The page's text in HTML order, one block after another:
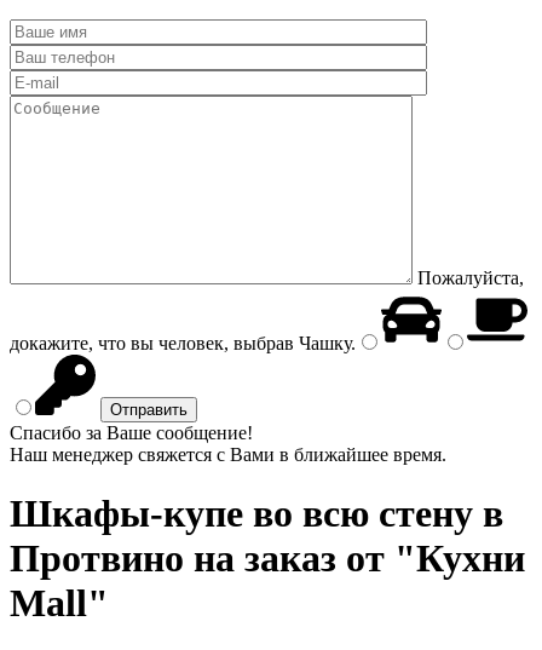
Пожалуйста,
докажите, что вы человек, выбрав Чашку.
Спасибо за Ваше сообщение!
Наш менеджер свяжется с Вами в ближайшее время.
Шкафы-купе во всю стену в
Протвино на заказ от "Кухни
Mall"